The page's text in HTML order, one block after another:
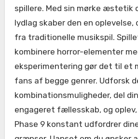
spillere. Med sin mørke æstetik
lydlag skaber den en oplevelse,
fra traditionelle musikspil.
kombinere horror-elementer
eksperimentering gør det til et
fans af begge genrer. Udforsk
kombinationsmuligheder, del
engageret fællesskab, og oplev,
Phase 9 konstant udfordrer